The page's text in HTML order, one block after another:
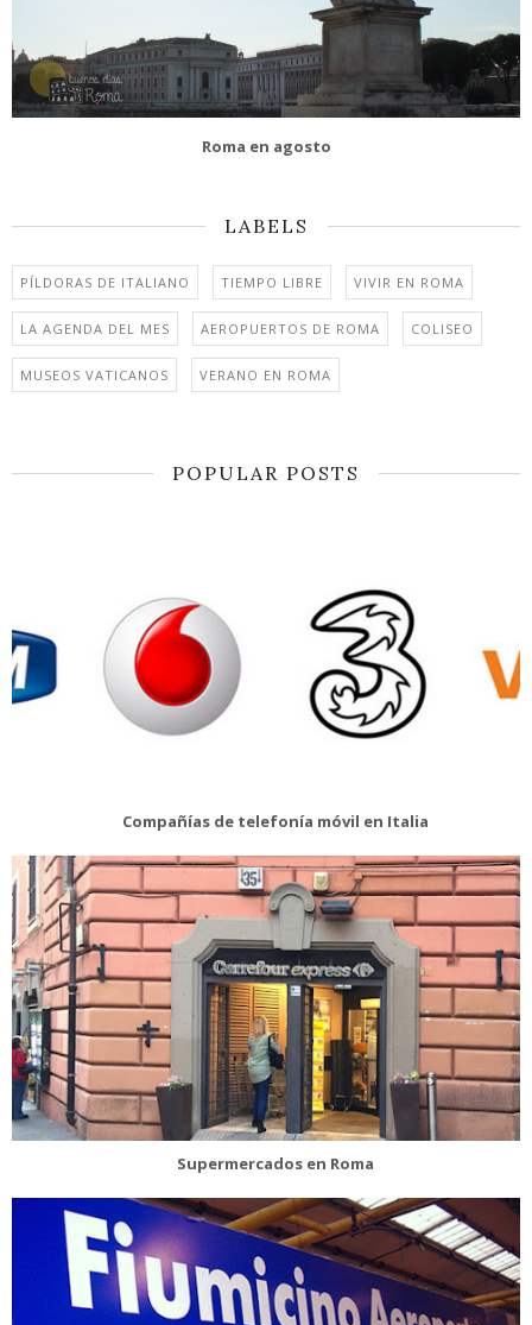
Roma en agosto
LABELS
PÍLDORAS DE ITALIANO TIEMPO LIBRE VIVIR EN ROMA
LA AGENDA DEL MES AEROPUERTOS DE ROMA COLISEO
MUSEOS VATICANOS VERANO EN ROMA
POPULAR POSTS
Compañías de telefonía móvil en Italia
Supermercados en Roma